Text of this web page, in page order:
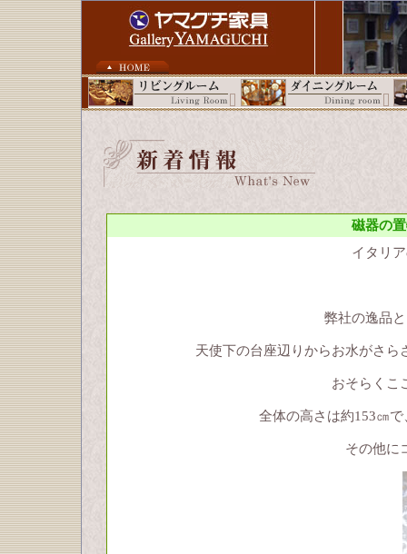
磁器の
イタリ
弊社の逸品
天使下の台座辺りからお水がさ
おそらくこ
全体の高さは約153㎝
その他に